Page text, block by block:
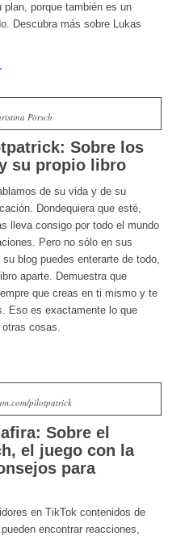
porque también es un
Descubra más sobre Lukas
Pörsch
Sobre los
su propio libro
de su vida y de su
Dondequiera que esté,
lleva consigo por todo el mundo
Pero no sólo en sus
blog puedes enterarte de todo,
aparte. Demuestra que
que creas en ti mismo y te
Eso es exactamente lo que
cosas.
pilotpatrick
Sobre el
el juego con la
para
en TikTok contenidos de
encontrar reacciones,